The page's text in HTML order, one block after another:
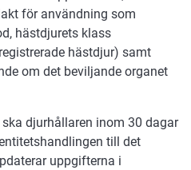
för användning som
hästdjurets klass
hästdjur) samt
om det beviljande organet
djurhållaren inom 30 dagar
till det
uppgifterna i